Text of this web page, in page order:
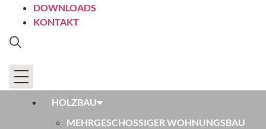
DOWNLOADS
KONTAKT
HOLZBAU
MEHRGESCHOSSIGER WOHNUNGSBAU